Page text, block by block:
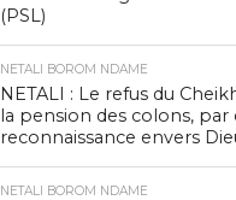
(PSL)
NETALI BOROM NDAME
NETALI : Le refus du
la pension des colons, par
reconnaissance envers
NETALI BOROM NDAME